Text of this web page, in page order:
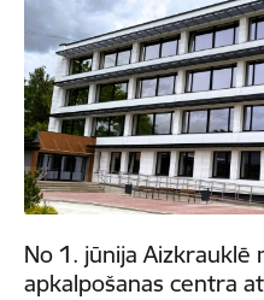
No 1. jūnija Aizkrauklē
apkalpošanas centra